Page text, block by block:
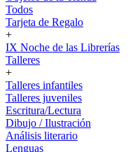
Todos
Tarjeta de Regalo
+
IX Noche de las Librerías
Talleres
+
Talleres infantiles
Talleres juveniles
Escritura/Lectura
Dibujo / Ilustración
Análisis literario
Lenguas